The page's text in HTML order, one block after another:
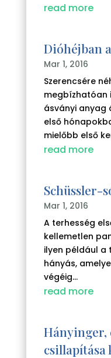
read more
Dióhéjban
Mar 1, 2016
Szerencsére
megbízhatóan
ásványi anyag
első
mielőbb első
read more
Schüssler-
Mar 1, 2016
A terhesség
kellemetlen
ilyen például a
hányás,
végéig...
read more
Hányinger,
csillapítása